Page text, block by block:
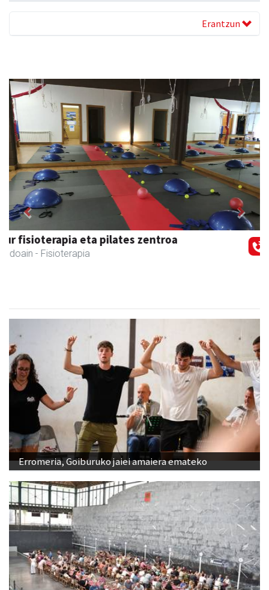
Erantzun
Aita Larramendi Ikastola
Andoain - Hezkuntza
Previous Next
Erromeria, Goiburuko jaiei amaiera emateko